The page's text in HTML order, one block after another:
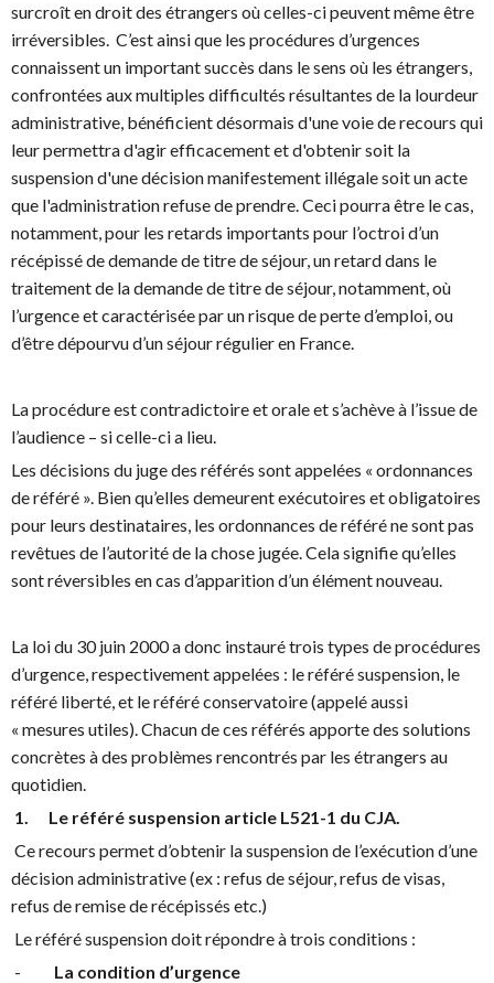
surcroît en droit des étrangers où celles-ci peuvent même être
irréversibles. C’est ainsi que les procédures d’urgences
connaissent un important succès dans le sens où les étrangers,
confrontées aux multiples difficultés résultantes de la lourdeur
administrative, bénéficient désormais d'une voie de recours qui
leur permettra d'agir efficacement et d'obtenir soit la
suspension d'une décision manifestement illégale soit un acte
que l'administration refuse de prendre. Ceci pourra être le cas,
notamment, pour les retards importants pour l’octroi d’un
récépissé de demande de titre de séjour, un retard dans le
traitement de la demande de titre de séjour, notamment, où
l’urgence et caractérisée par un risque de perte d’emploi, ou
d’être dépourvu d’un séjour régulier en France.
La procédure est contradictoire et orale et s’achève à l’issue de
l’audience – si celle-ci a lieu.
Les décisions du juge des référés sont appelées « ordonnances
de référé ». Bien qu’elles demeurent exécutoires et obligatoires
pour leurs destinataires, les ordonnances de référé ne sont pas
revêtues de l’autorité de la chose jugée. Cela signifie qu’elles
sont réversibles en cas d’apparition d’un élément nouveau.
La loi du 30 juin 2000 a donc instauré trois types de procédures
d’urgence, respectivement appelées : le référé suspension, le
référé liberté, et le référé conservatoire (appelé aussi
« mesures utiles). Chacun de ces référés apporte des solutions
concrètes à des problèmes rencontrés par les étrangers au
quotidien.
1. Le référé suspension article L521-1 du CJA.
Ce recours permet d’obtenir la suspension de l’exécution d’une
décision administrative (ex : refus de séjour, refus de visas,
refus de remise de récépissés etc.)
Le référé suspension doit répondre à trois conditions :
-
La condition d’urgence